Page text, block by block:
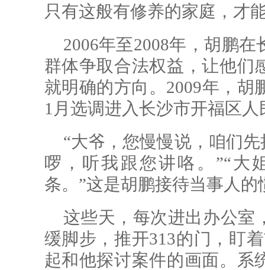
只有这般有修养的家庭，才
2006年至2008年，胡鹏
群体争取合法权益，让他们
就明确的方向。2009年，胡
1月选调进入长沙市开福区人
“大爷，您慢慢说，咱们
啰，听我跟您讲咯。”“大
条。”这是胡鹏接待当事人的
这些天，每次进出办公室
缓脚步，推开313的门，盯
起和他探讨案件的画面。系